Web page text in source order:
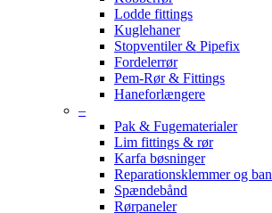
Lodde fittings
Kuglehaner
Stopventiler & Pipefix
Fordelerrør
Pem-Rør & Fittings
Haneforlængere
–
Pak & Fugematerialer
Lim fittings & rør
Karfa bøsninger
Reparationsklemmer og
Spændebånd
Rørpaneler